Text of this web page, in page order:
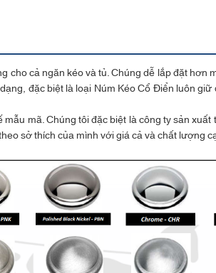
cả ngăn kéo và tủ. Chúng dễ lắp đặt hơn
đặc biệt là loại Núm Kéo Cổ Điển luôn
mã. Chúng tôi đặc biệt là công ty sản
sở thích của mình với giá cả và chất lượng